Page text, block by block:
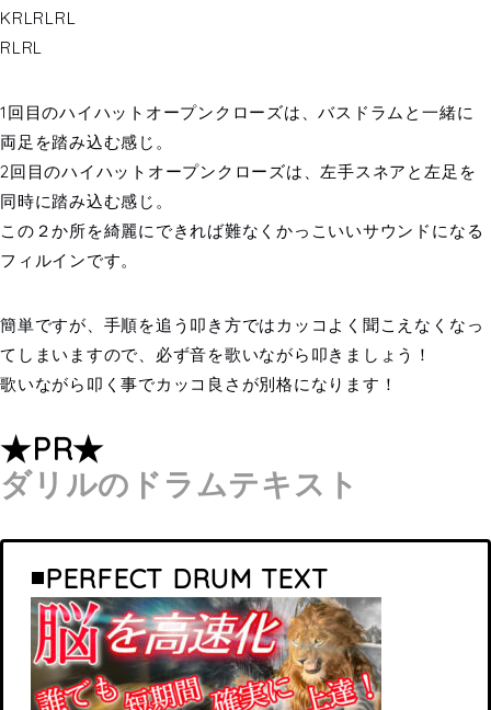
KRLRLRL
RLRL
1回目のハイハットオープンクローズは、バスドラムと一緒に
両足を踏み込む感じ。
2回目のハイハットオープンクローズは、左手スネアと左足を
同時に踏み込む感じ。
この２か所を綺麗にできれば難なくかっこいいサウンドになる
フィルインです。
簡単ですが、手順を追う叩き方ではカッコよく聞こえなくなっ
てしまいますので、必ず音を歌いながら叩きましょう！
歌いながら叩く事でカッコ良さが別格になります！
★PR★
ダリルのドラムテキスト
◾️PERFECT DRUM TEXT